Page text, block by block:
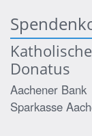
Donatus
Aachener Bank
Sparkasse